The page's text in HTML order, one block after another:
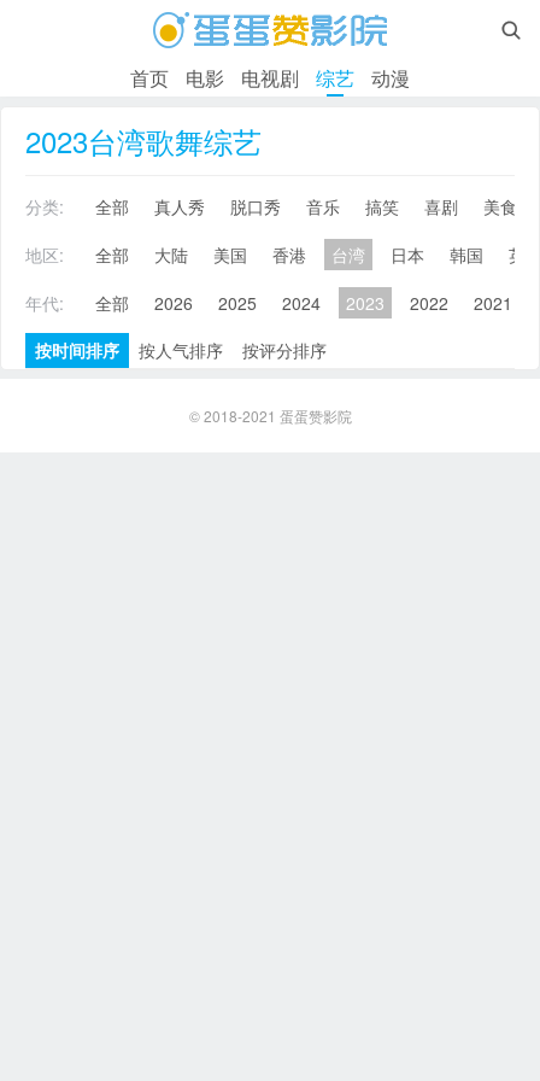

首页 电影 电视剧 综艺 动漫
2023台湾歌舞综艺
分类: 全部 真人秀 脱口秀 音乐 搞笑 喜剧
美食
地区:
全部 大陆 美国 香港 台湾 日本 韩国
英
年代:
全部 2026 2025 2024 2023 2022 2021
按时间排序
按人气排序 按评分排序
© 2018-2021 蛋蛋赞影院